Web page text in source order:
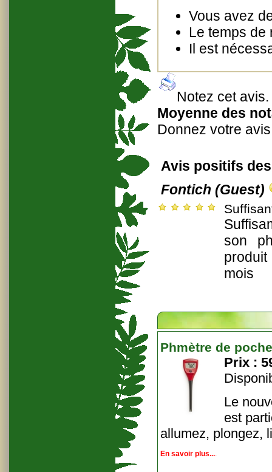
Vous avez
Le temps de
Il est
Notez cet avis.
Moyenne des
Donnez votre avis
Avis positifs
Fontich (Guest)
son
mois
Phmètre de
Prix :
Le
est
allumez, plongez,
En savoir plus....